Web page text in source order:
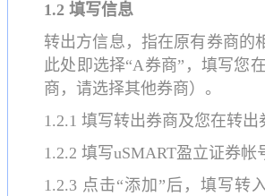
1.2 填写信息
转出方信息，指在原有券商的
此处即选择“A券商”，填写您
商，请选择其他券商）。
1.2.1 填写转出券商及您在转出
1.2.2 填写uSMART盈立证券帐
1.2.3 点击“添加”后，填写转